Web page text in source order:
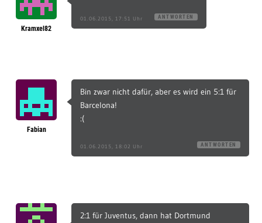
Kramxel82
01.06.2015, 17:51 Uhr ANTWORTEN
Fabian
Bin zwar nicht dafür, aber es wird ein 5:1 für
Barcelona!
:(
01.06.2015, 18:02 Uhr ANTWORTEN
2:1 für Juventus, dann hat Dortmund